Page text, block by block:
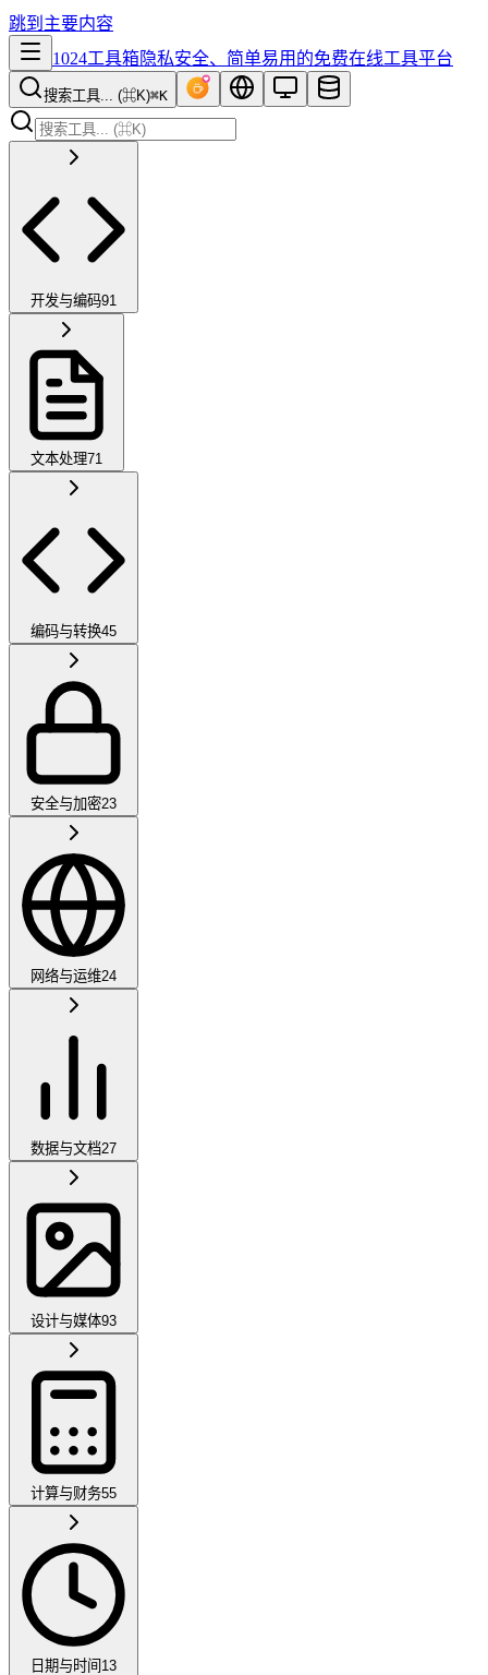
跳到主要内容
1024工具箱隐私安全、简单易用的免费在线工具平台
搜索工具... (⌘K)⌘K
开发与编码91
文本处理71
编码与转换45
安全与加密23
网络与运维24
数据与文档27
设计与媒体93
计算与财务55
日期与时间 13